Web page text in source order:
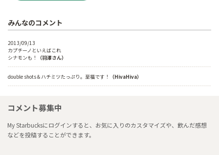
みんなのコメント
2013/09/13
カプチーノといえばこれ
シナモンも！
（羽澤さん）
double shots＆ハチミツたっぷり。至福です！ （HivaHiva）
コメント募集中
My Starbucksにログインすると、お気に入りのカスタマイズや、飲んだ感想
などを投稿することができます。